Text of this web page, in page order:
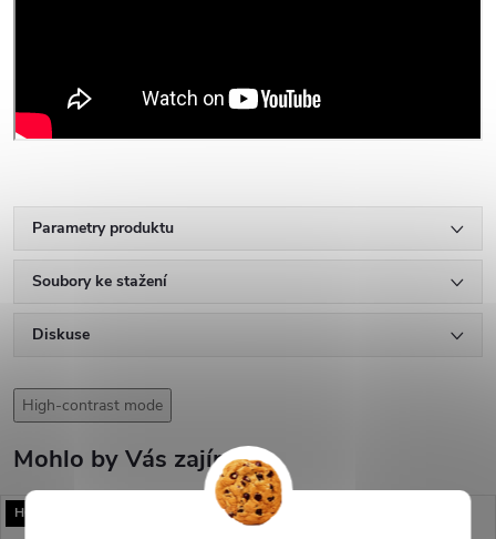
Parametry produktu
Soubory ke stažení
Diskuse
High-contrast mode
Mohlo by Vás zajímat
HQ! HQ!